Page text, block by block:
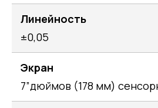
Линейность
±0,05
Экран
7”дюймов (178 мм)